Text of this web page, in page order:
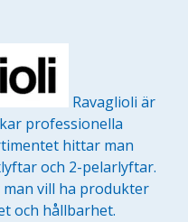
Ravaglioli är
professionella
hittar man
och 2-pelarlyftar.
vill ha produkter
och hållbarhet.